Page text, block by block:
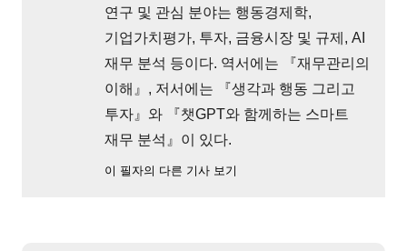
연구 및 관심 분야는 행동경제학,
기업가치평가, 투자, 금융시장 및 규제, AI
재무 분석 등이다. 역서에는 『재무관리의
이해』, 저서에는 『생각과 행동 그리고
투자』와 『챗GPT와 함께하는 스마트
재무 분석』이 있다.
이 필자의 다른 기사 보기